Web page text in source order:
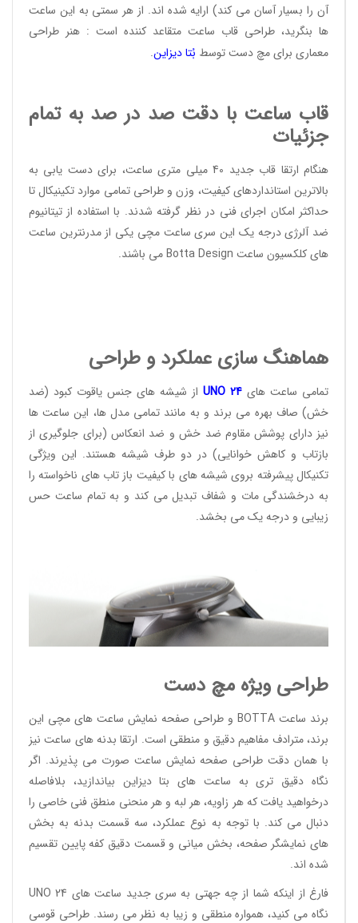
آن را بسیار آسان می کند) ارایه شده اند. از هر سمتی به این ساعت
ها بنگرید، طراحی قاب ساعت متقاعد کننده است : هنر طراحی
معماری برای مچ دست توسط بُتا دیزاین.
قاب ساعت با دقت صد در صد به تمام
جزئیات
هنگام ارتقا قاب جدید 40 میلی متری ساعت، برای دست یابی به
بالاترین استانداردهای کیفیت، وزن و طراحی تمامی موارد تکینیکال تا
حداکثر امکان اجرای فنی در نظر گرفته شدند. با استفاده از تیتانیوم
ضد آلرژی درجه یک این سری ساعت مچی یکی از مدرنترین ساعت
های کلکسیون ساعت Botta Designمی باشند.
هماهنگ سازی عملکرد و طراحی
تمامی ساعت های UNO 24
از شیشه های جنس یاقوت کبود (ضد
خش) صاف بهره می برند و به مانند تمامی مدل ها، این ساعت ها
نیز دارای پوشش مقاوم ضد خش و ضد انعکاس (برای جلوگیری از
بازتاب و کاهش خوانایی) در دو طرف شیشه هستند. این ویژگی
تکنیکال پیشرفته بروی شیشه های با کیفیت باز تاب های ناخواسته را
به درخشندگی مات و شفاف تبدیل می کند و به تمام ساعت حس
زیبایی و درجه یک می بخشد.
طراحی ویژه مچ دست
برند ساعت BOTTA و طراحی صفحه نمایش ساعت های مچی این
برند، مترادف مفاهیم دقیق و منطقی است. ارتقا بدنه های ساعت نیز
با همان دقت طراحی صفحه نمایش ساعت صورت می پذیرند. اگر
نگاه دقیق تری به ساعت های بتا دیزاین بیاندازید، بلافاصله
درخواهید یافت که هر زاویه، هر لبه و هر منحنی منطق فنی خاصی را
دنبال می کند. با توجه به نوع عملکرد، سه قسمت بدنه به بخش
های نمایشگر صفحه، بخش میانی و قسمت دقیق کفه پایین تقسیم
شده اند.
فارغ از اینکه شما از چه جهتی به سری جدید ساعت های UNO 24
نگاه می کنید، همواره منطقی و زیبا به نظر می رسند. طراحی قوسی